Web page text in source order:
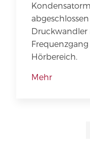
Hörbereich.
Mehr